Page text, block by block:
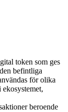
token som ges
befintliga
för olika
beroende